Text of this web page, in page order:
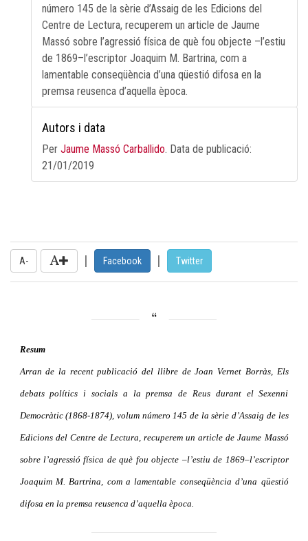
número 145 de la sèrie d’Assaig de les Edicions del
Centre de Lectura, recuperem un article de Jaume
Massó sobre l’agressió física de què fou objecte –l’estiu
de 1869–l’escriptor Joaquim M. Bartrina, com a
lamentable conseqüència d’una qüestió difosa en la
premsa reusenca d’aquella època.
Autors i data
Per Jaume Massó Carballido. Data de publicació:
21/01/2019
A- | Facebook | Twitter
Resum
Arran de la recent publicació del llibre de Joan Vernet Borràs, Els
debats polítics i socials a la premsa de Reus durant el Sexenni
Democràtic (1868-1874), volum número 145 de la sèrie d’Assaig de les
Edicions del Centre de Lectura, recuperem un article de Jaume Massó
sobre l’agressió física de què fou objecte –l’estiu de 1869–l’escriptor
Joaquim M. Bartrina, com a lamentable conseqüència d’una qüestió
difosa en la premsa reusenca d’aquella època.